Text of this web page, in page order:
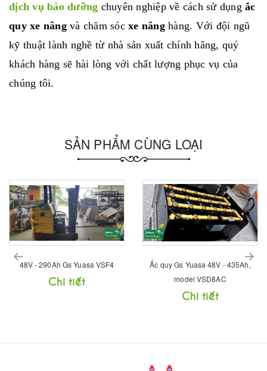
dịch vụ bảo dưỡng chuyên nghiệp về cách sử dụng ắc
quy xe nângvà chăm sóc xe nânghàng. Với đội ngũ
kỹ thuật lành nghề từ nhà sản xuất chính hãng, quý
khách hàng sẽ hài lòng với chất lượng phục vụ của
chúng tôi.
SẢN PHẨM CÙNG LOẠI
Ắc quy Gs Yuasa 48V - 435Ah,
model VSD8AC
Ăc quy Gs Yuasa 48V - 420Ah,
model VSF6A
Chi tiết